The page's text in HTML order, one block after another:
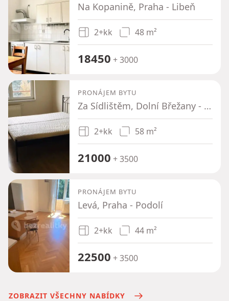
Na Kopanině, Praha - Libeň
2+kk 48 m²
18450 + 3000
PRONÁJEM BYTU
Za Sídlištěm, Dolní Břežany - Dolní Břežany, Středočeský kraj
2+kk 58 m²
21000 + 3500
PRONÁJEM BYTU
Levá, Praha - Podolí
2+kk 44 m²
22500 + 3500
ZOBRAZIT VŠECHNY NABÍDKY